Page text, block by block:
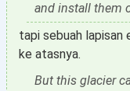
and install them
tapi sebuah lapisan
ke atasnya.
But this glacier